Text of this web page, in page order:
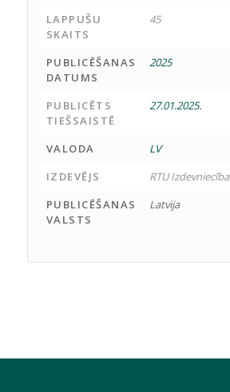
LAPPUŠU
SKAITS
45
PUBLICĒŠANAS
DATUMS
2025
PUBLICĒTS
TIEŠSAISTĒ
27.01.2025.
VALODA
LV
IZDEVĒJS
RTU Izdevniecība
PUBLICĒŠANAS
VALSTS
Latvija